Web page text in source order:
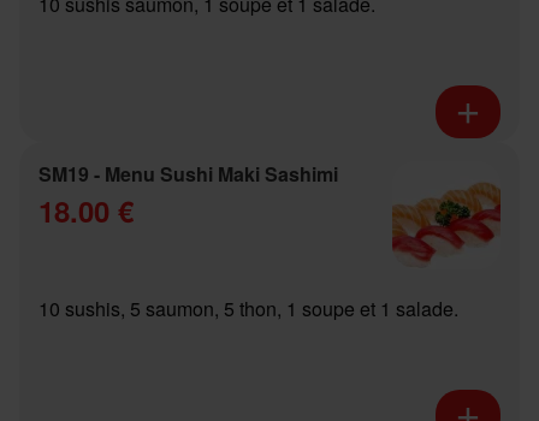
SM19 - Menu Sushi Maki Sashimi
18.00 €
10 sushis, 5 saumon, 5 thon, 1 soupe et 1 salade.